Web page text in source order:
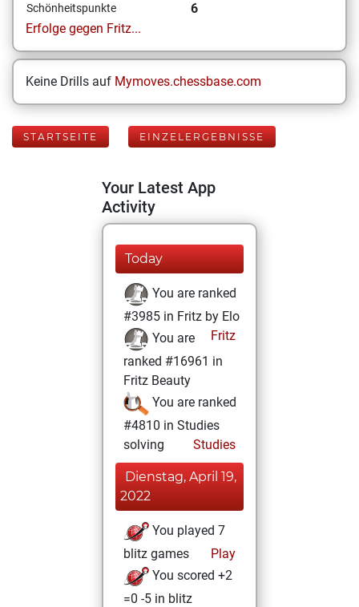
Schönheitspunkte
6
Erfolge gegen Fritz...
Keine Drills auf Mymoves.chessbase.com
STARTSEITE EINZELERGEBNISSE
Your Latest App
Activity
Today
You are ranked
#3985 in Fritz by Elo
Fritz
You are
ranked #16961 in
Fritz Beauty
You are ranked
#4810 in Studies
solving
Studies
Dienstag, April 19,
2022
You played 7
blitz games
Play
You scored +2
=0 -5 in blitz